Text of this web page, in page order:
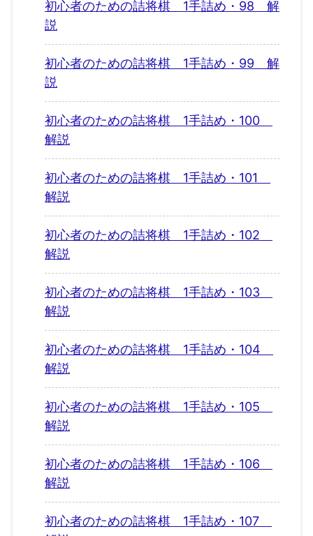
初心者のための詰将棋 1手詰め・98 解
説
初心者のための詰将棋 1手詰め・99 解
説
初心者のための詰将棋 1手詰め・100
解説
初心者のための詰将棋 1手詰め・101
解説
初心者のための詰将棋 1手詰め・102
解説
初心者のための詰将棋 1手詰め・103
解説
初心者のための詰将棋 1手詰め・104
解説
初心者のための詰将棋 1手詰め・105
解説
初心者のための詰将棋 1手詰め・106
解説
初心者のための詰将棋 1手詰め・107